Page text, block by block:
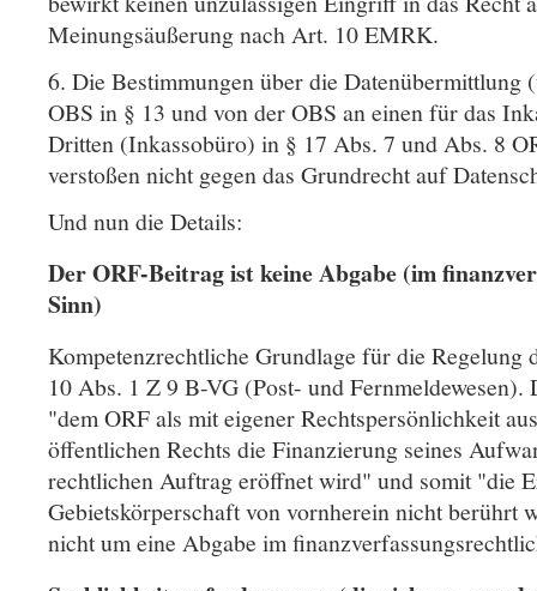
Meinungsäußerung nach Art. 10 EMRK.
6. Die Bestimmungen über die Datenübermittlung
OBS in § 13 und von der OBS an einen für das
Dritten (Inkassobüro) in § 17 Abs. 7 und Abs. 8
verstoßen nicht gegen das Grundrecht auf
Und nun die Details:
Der ORF-Beitrag ist keine Abgabe (im
Sinn)
Kompetenzrechtliche Grundlage für die Regelung
10 Abs. 1 Z 9 B-VG (Post- und
"dem ORF als mit eigener Rechtspersönlichkeit
öffentlichen Rechts die Finanzierung seines
rechtlichen Auftrag eröffnet wird" und somit "die
Gebietskörperschaft von vornherein nicht berührt
nicht um eine Abgabe im